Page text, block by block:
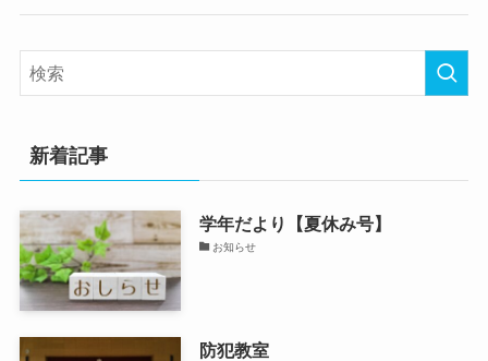
新着記事
学年だより【夏休み号】
お知らせ
防犯教室